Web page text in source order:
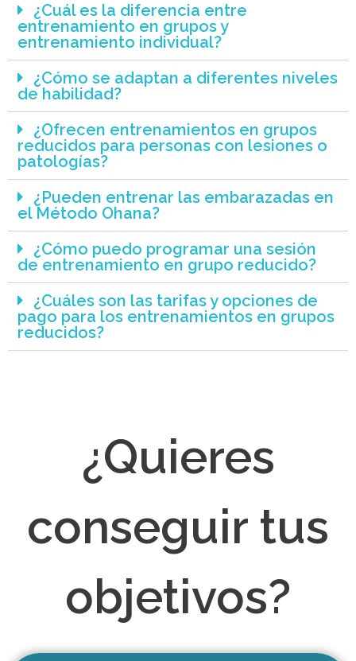
¿Cuál es la diferencia entre
entrenamiento en grupos y
entrenamiento individual?
¿Cómo se adaptan a diferentes niveles
de habilidad?
¿Ofrecen entrenamientos en grupos
reducidos para personas con lesiones o
patologías?
¿Pueden entrenar las embarazadas en
el Método Ohana?
¿Cómo puedo programar una sesión
de entrenamiento en grupo reducido?
¿Cuáles son las tarifas y opciones de
pago para los entrenamientos en grupos
reducidos?
¿Quieres
conseguir tus
objetivos?